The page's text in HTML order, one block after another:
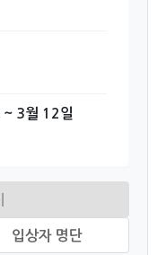
~ 3월 12일